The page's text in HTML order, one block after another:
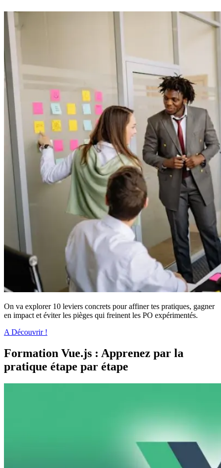
On va explorer 10 leviers concrets pour affiner tes pratiques, gagner
en impact et éviter les pièges qui freinent les PO expérimentés.
A Découvrir !
Formation Vue.js : Apprenez par la
pratique étape par étape